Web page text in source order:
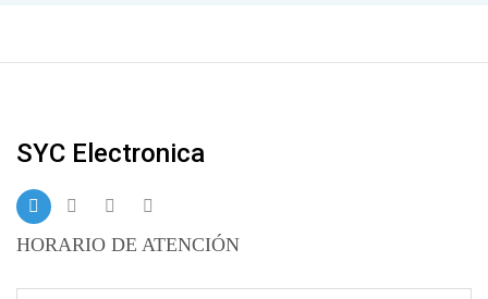
SYC Electronica
HORARIO DE ATENCIÓN